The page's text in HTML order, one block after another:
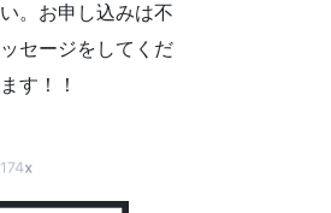
。お申し込みは不
セージをしてくだ
す！！